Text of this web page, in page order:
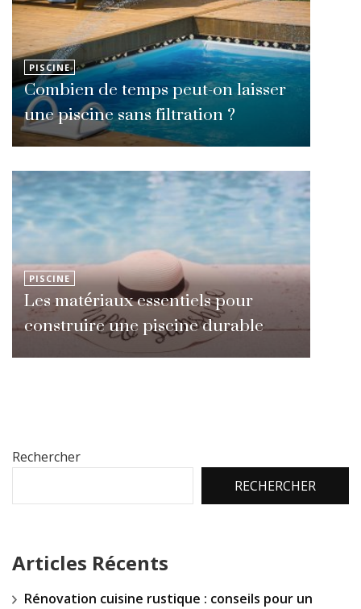
PISCINE
Combien de temps peut-on laisser
une piscine sans filtration ?
PISCINE
Les matériaux essentiels pour
construire une piscine durable
Rechercher
RECHERCHER
Articles Récents
Rénovation cuisine rustique : conseils pour un